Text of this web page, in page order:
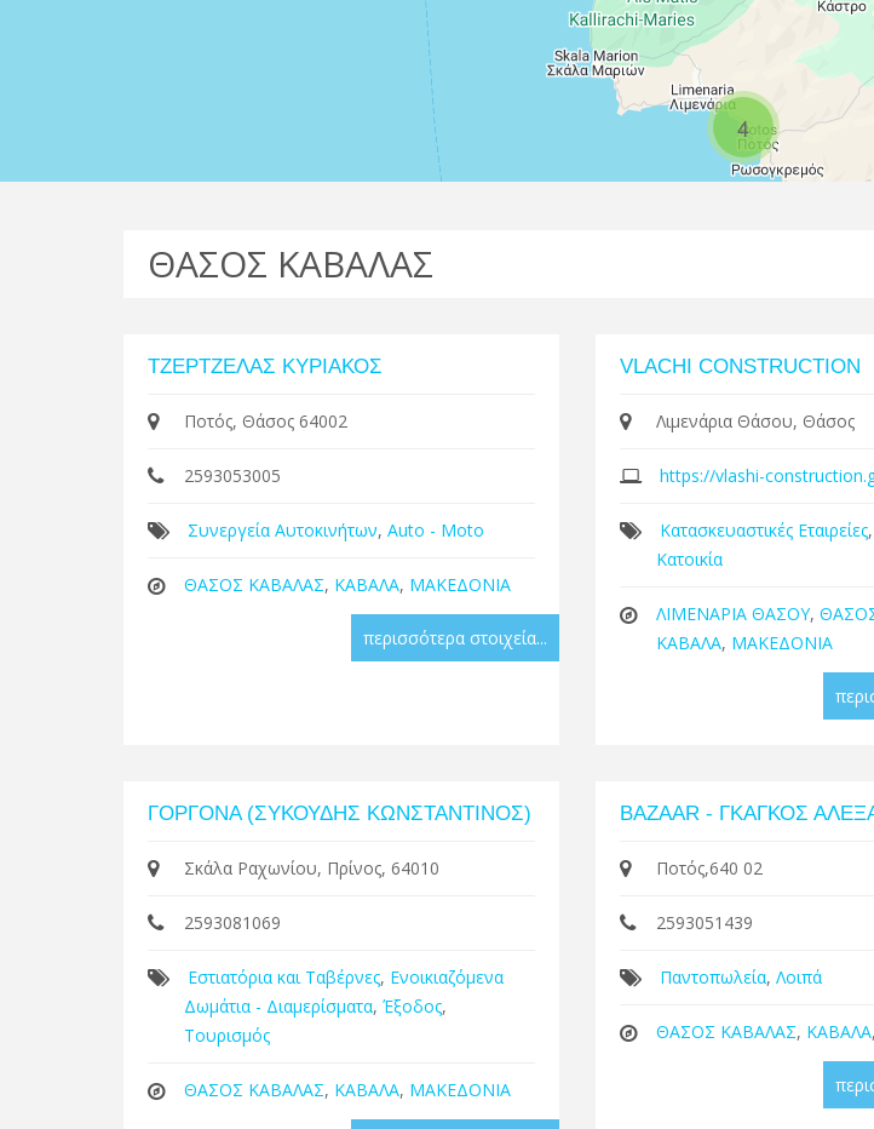
4
ΘΑΣΟΣ ΚΑΒΑΛΑΣ
ΤΖΕΡΤΖΕΛΑΣ ΚΥΡΙΑΚΟΣ
Ποτός, Θάσος 64002
2593053005
Συνεργεία Αυτοκινήτων, Auto - Moto
ΘΑΣΟΣ ΚΑΒΑΛΑΣ, ΚΑΒΑΛΑ, ΜΑΚΕΔΟΝΙΑ
περισσότερα στοιχεία...
VLACHI CONSTRUCTION
Λιμενάρια Θάσου, Θάσος
https://vlashi-
Κατασκευαστικές Εταιρείες,
Κατοικία
ΛΙΜΕΝΑΡΙΑ ΘΑΣΟΥ,
ΚΑΒΑΛΑ, ΜΑΚΕΔΟΝΙΑ
ΓΟΡΓΟΝΑ (ΣΥΚΟΥΔΗΣ ΚΩΝΣΤΑΝΤΙΝΟΣ)
Σκάλα Ραχωνίου, Πρίνος, 64010
2593081069
Εστιατόρια και Ταβέρνες, Ενοικιαζόμενα
Δωμάτια - Διαμερίσματα, Έξοδος,
Τουρισμός
ΘΑΣΟΣ ΚΑΒΑΛΑΣ, ΚΑΒΑΛΑ, ΜΑΚΕΔΟΝΙΑ
BAZAAR - ΓΚΑΓΚΟΣ
Ποτός,640 02
2593051439
Παντοπωλεία, Λοιπά
ΘΑΣΟΣ ΚΑΒΑΛΑΣ, ΚΑΒΑΛΑ,